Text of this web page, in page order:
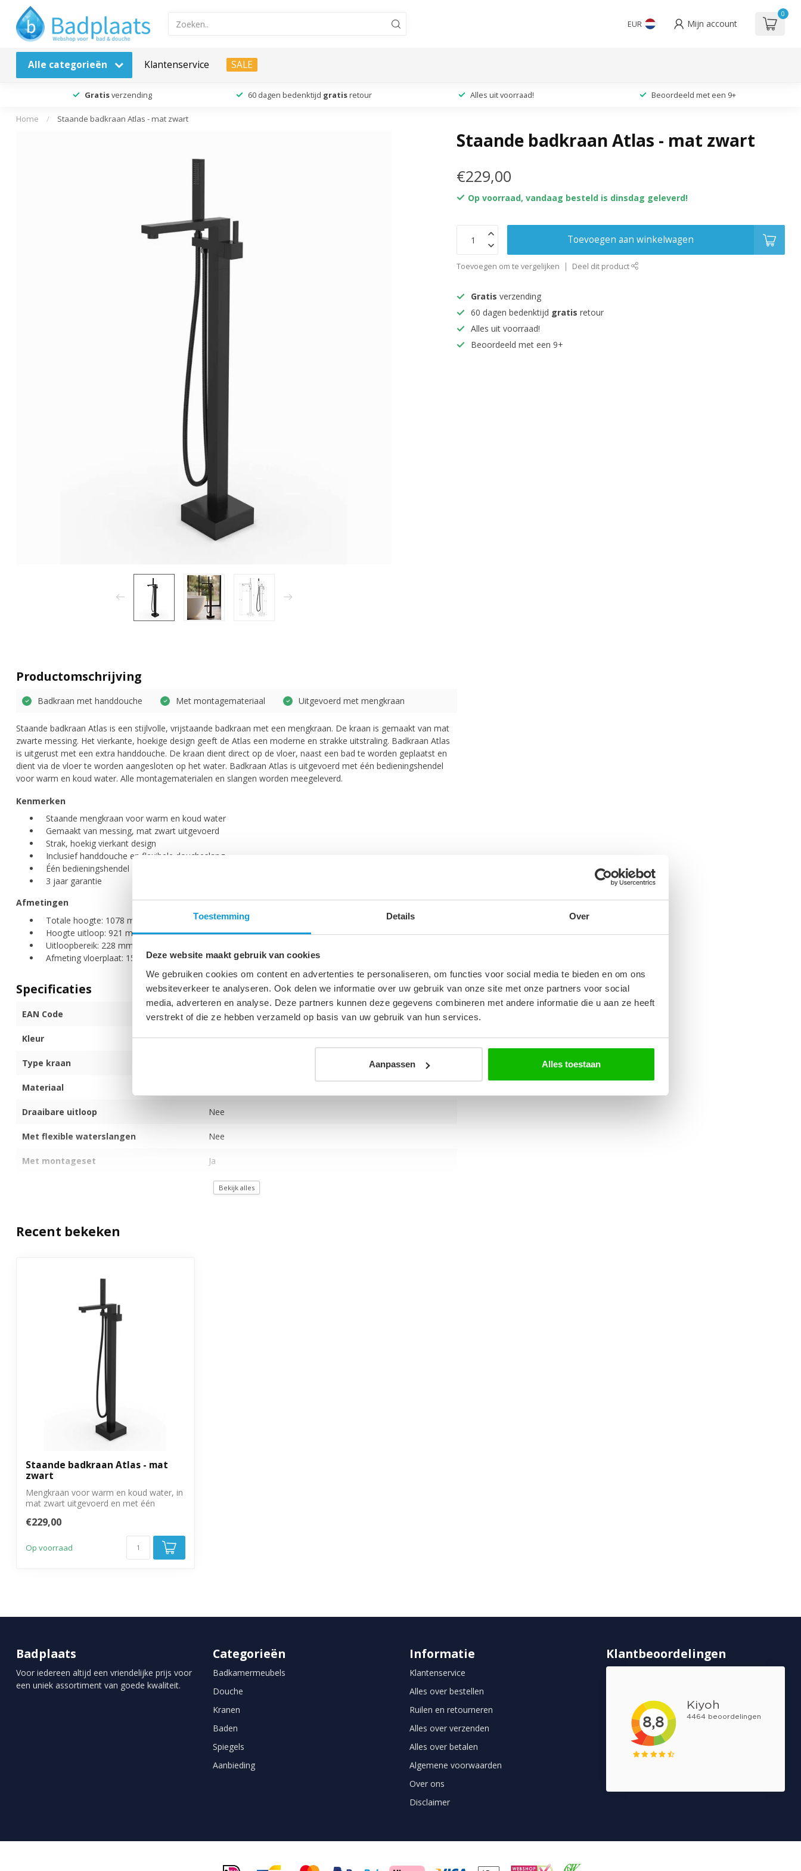
Toestemming Details Over
Deze website maakt gebruik van cookies
We gebruiken cookies om content en advertenties te personaliseren, om functies voor social media te bieden en om ons
websiteverkeer te analyseren. Ook delen we informatie over uw gebruik van onze site met onze partners voor social
media, adverteren en analyse. Deze partners kunnen deze gegevens combineren met andere informatie die u aan ze heeft
verstrekt of die ze hebben verzameld op basis van uw gebruik van hun services.
Aanpassen Alles toestaan
EUR Mijn account
0
Alle categorieën Klantenservice SALE
Gratisverzending 60 dagen bedenktijd gratis retour Alles uit voorraad! Beoordeeld met een 9+
Home / Staande badkraan Atlas - mat zwart
Staande badkraan Atlas - mat zwart
€229,00
Op voorraad, vandaag besteld is dinsdag geleverd!
Toevoegen aan winkelwagen
Toevoegen om te vergelijken Deel dit product
Gratis verzending
60 dagen bedenktijd gratis retour
Alles uit voorraad!
Beoordeeld met een 9+
Productomschrijving
Badkraan met handdouche Met montagemateriaal Uitgevoerd met mengkraan
Staande badkraan Atlas is een stijlvolle, vrijstaande badkraan met een mengkraan. De kraan is gemaakt van mat
zwarte messing. Het vierkante, hoekige design geeft de Atlas een moderne en strakke uitstraling. Badkraan Atlas
is uitgerust met een extra handdouche. De kraan dient direct op de vloer, naast een bad te worden geplaatst en
dient via de vloer te worden aangesloten op het water. Badkraan Atlas is uitgevoerd met één bedieningshendel
voor warm en koud water. Alle montagematerialen en slangen worden meegeleverd.
Kenmerken
Staande mengkraan voor warm en koud water
Gemaakt van messing, mat zwart uitgevoerd
Strak, hoekig vierkant design
Inclusief handdouche en flexibele doucheslang
Één bedieningshendel
3 jaar garantie
Afmetingen
Totale hoogte: 1078 mm
Hoogte uitloop: 921 mm
Uitloopbereik: 228 mm
Afmeting vloerplaat: 150 x 150 mm
Specificaties
EAN Code 8720171739722
Kleur Mat zwart
Type kraan
Materiaal
Draaibare uitloop Nee
Met flexible waterslangen Nee
Met montageset Ja
7 kgBekijk alles
Recent bekeken
Staande badkraan Atlas - mat
zwart
Mengkraan voor warm en koud water, in
mat zwart uitgevoerd en met één
€229,00
Op voorraad
Badplaats
Voor iedereen altijd een vriendelijke prijs voor
een uniek assortiment van goede kwaliteit.
Categorieën
Badkamermeubels
Douche
Kranen
Baden
Spiegels
Aanbieding
Informatie
Klantenservice
Alles over bestellen
Ruilen en retourneren
Alles over verzenden
Alles over betalen
Algemene voorwaarden
Over ons
Disclaimer
Klantbeoordelingen